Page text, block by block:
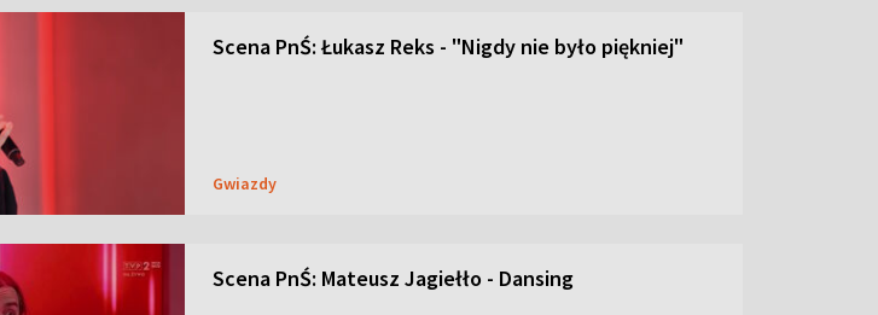
Scena PnŚ: Łukasz Reks - "Nigdy nie było piękniej"
Gwiazdy
Scena PnŚ: Mateusz Jagiełło - Dansing